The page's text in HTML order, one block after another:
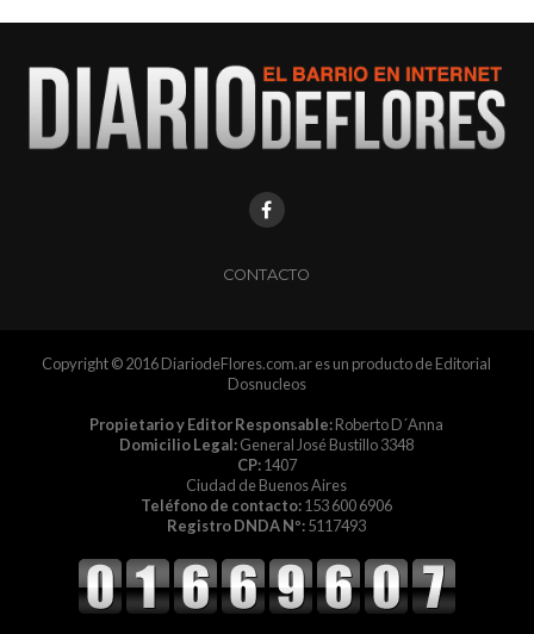
CONTACTO
Copyright © 2016 DiariodeFlores.com.ar es un producto de Editorial
Dosnucleos
Propietario y Editor Responsable:Roberto D´Anna
Domicilio Legal:General José Bustillo 3348
CP:1407
Ciudad de Buenos Aires
Teléfono de contacto:153 600 6906
Registro DNDA Nº:5117493